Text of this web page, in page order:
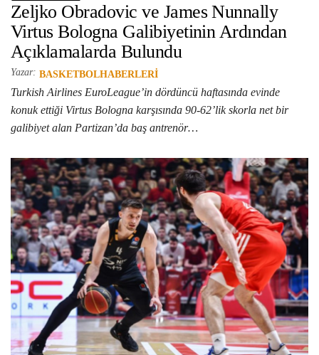
Zeljko Obradovic ve James Nunnally
Virtus Bologna Galibiyetinin Ardından
Açıklamalarda Bulundu
Yazar: BASKETBOLHABERLERI
Turkish Airlines EuroLeague’in dördüncü haftasında evinde
konuk ettiği Virtus Bologna karşısında 90-62’lik skorla net bir
galibiyet alan Partizan’da baş antrenör…